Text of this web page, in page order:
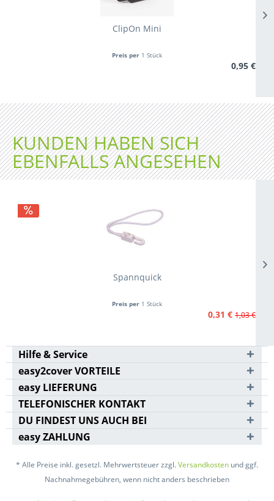
ClipOn Mini
Preis per 1 Stück
0,95 €
KUNDEN HABEN SICH
EBENFALLS ANGESEHEN
Spannquick
Preis per 1 Stück
0,31 € 1,03 €
Hilfe & Service
easy2cover VORTEILE
easy LIEFERUNG
TELEFONISCHER KONTAKT
DU FINDEST UNS AUCH BEI
easy ZAHLUNG
* Alle Preise inkl. gesetzl. Mehrwertsteuer zzgl.Versandkosten und ggf.
Nachnahmegebühren, wenn nicht anders beschrieben